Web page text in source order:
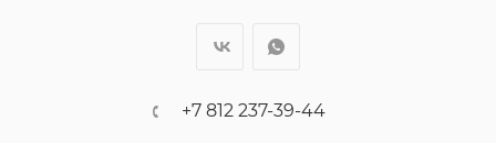
+7 812 237-39-44